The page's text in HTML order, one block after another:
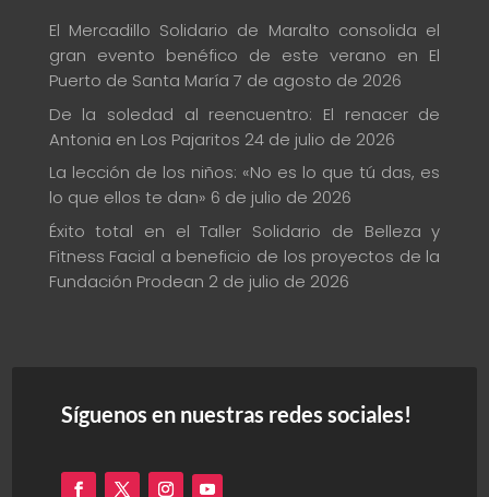
El Mercadillo Solidario de Maralto consolida el
gran evento benéfico de este verano en El
Puerto de Santa María 7 de agosto de 2026
De la soledad al reencuentro: El renacer de
Antonia en Los Pajaritos 24 de julio de 2026
La lección de los niños: «No es lo que tú das, es
lo que ellos te dan» 6 de julio de 2026
Éxito total en el Taller Solidario de Belleza y
Fitness Facial a beneficio de los proyectos de la
Fundación Prodean 2 de julio de 2026
Síguenos en nuestras redes sociales!